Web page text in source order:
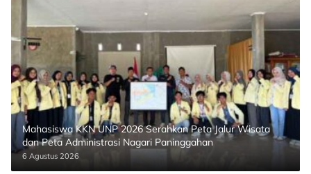
Mahasiswa KKN UNP 2026 Serahkan Peta Jalur Wisata
dan Peta Administrasi Nagari Paninggahan
6 Agustus 2026